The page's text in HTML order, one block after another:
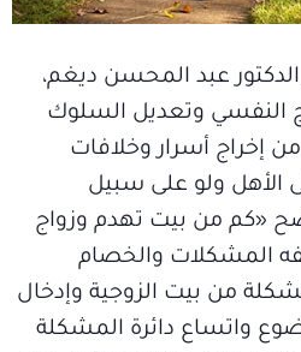
الدكتور عبد المحسن ديغم،
النفسي وتعديل السلوك
من إخراج أسرار وخلافات
الأهل ولو على سبيل
«كم من بيت تهدم وزواج
المشكلات والخصام
من بيت الزوجية وإدخال
واتساع دائرة المشكلة